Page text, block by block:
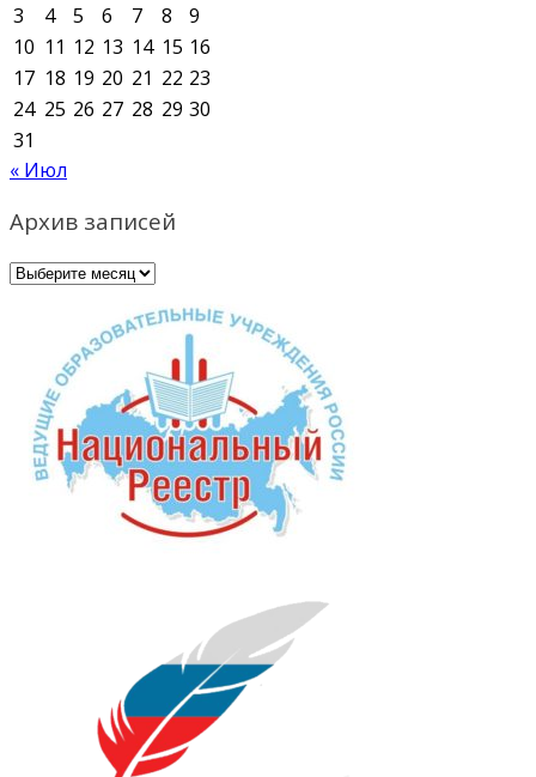
3
4 5 6 7 8
9
10 11 12 13 14 15 16
17 18 19 20 21 22 23
24 25 26 27 28 29 30
31
« Июл
Архив записей
Архив